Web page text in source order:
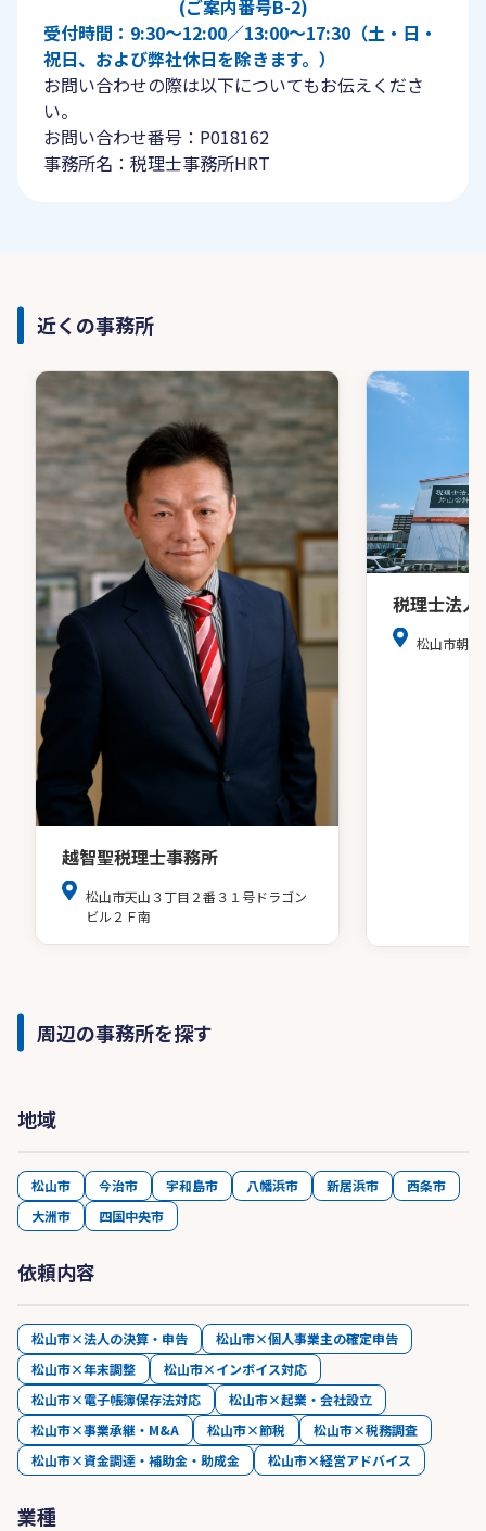
(ご案内番号B-2)
受付時間：9:30〜12:00／13:00〜17:30（土・日・
祝日、および弊社休日を除きます。）
お問い合わせの際は以下についてもお伝えくださ
い。
お問い合わせ番号：P018162
事務所名：税理士事務所HRT
近くの事務所
越智聖税理士事務所
松山市天山３丁目２番３１号ドラゴン
ビル２Ｆ南
税理士法人
松山市朝
周辺の事務所を探す
地域
松山市 今治市 宇和島市 八幡浜市 新居浜市
西条市
大洲市
四国中央市
依頼内容
松山市×法人の決算・申告
松山市×個人事業主の確定申告
松山市×年末調整
松山市×インボイス対応
松山市×電子帳簿保存法対応
松山市×起業・会社設立
松山市×事業承継・M&A
松山市×節税
松山市×税務調査
松山市×資金調達・補助金・助成金
松山市×経営アドバイス
業種